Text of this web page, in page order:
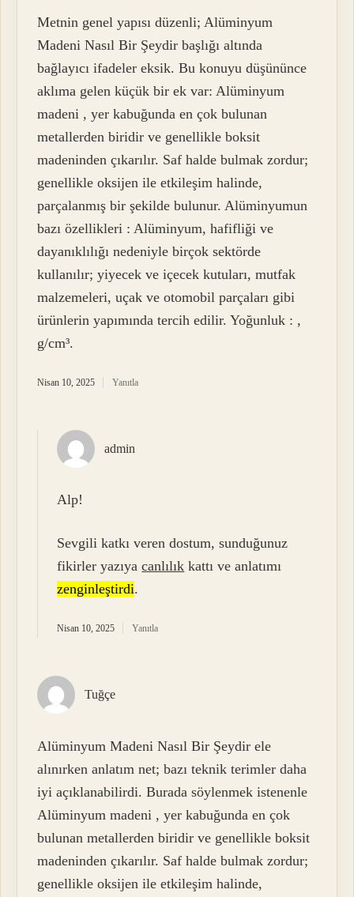
Metnin genel yapısı düzenli; Alüminyum
Madeni Nasıl Bir Şeydir başlığı altında
bağlayıcı ifadeler eksik. Bu konuyu düşününce
aklıma gelen küçük bir ek var: Alüminyum
madeni , yer kabuğunda en çok bulunan
metallerden biridir ve genellikle boksit
madeninden çıkarılır. Saf halde bulmak zordur;
genellikle oksijen ile etkileşim halinde,
parçalanmış bir şekilde bulunur. Alüminyumun
bazı özellikleri : Alüminyum, hafifliği ve
dayanıklılığı nedeniyle birçok sektörde
kullanılır; yiyecek ve içecek kutuları, mutfak
malzemeleri, uçak ve otomobil parçaları gibi
ürünlerin yapımında tercih edilir. Yoğunluk : ,
g/cm³.
Nisan 10, 2025 Yanıtla
admin
Alp!
Sevgili katkı veren dostum, sunduğunuz
fikirler yazıyacanlılık kattı ve anlatımı
zenginleştirdi.
Nisan 10, 2025 Yanıtla
Tuğçe
Alüminyum Madeni Nasıl Bir Şeydir ele
alınırken anlatım net; bazı teknik terimler daha
iyi açıklanabilirdi. Burada söylenmek istenenle
Alüminyum madeni , yer kabuğunda en çok
bulunan metallerden biridir ve genellikle boksit
madeninden çıkarılır. Saf halde bulmak zordur;
genellikle oksijen ile etkileşim halinde,